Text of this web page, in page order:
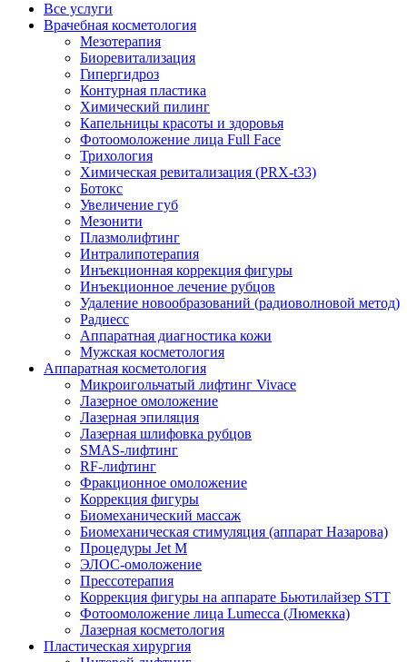
Все услуги
Врачебная косметология
Мезотерапия
Биоревитализация
Гипергидроз
Контурная пластика
Химический пилинг
Капельницы красоты и здоровья
Фотоомоложение лица Full Face
Трихология
Химическая ревитализация (PRX-t33)
Ботокс
Увеличение губ
Мезонити
Плазмолифтинг
Интралипотерапия
Инъекционная коррекция фигуры
Инъекционное лечение рубцов
Удаление новообразований (радиоволновой метод)
Радиесс
Аппаратная диагностика кожи
Мужская косметология
Аппаратная косметология
Микроигольчатый лифтинг Vivace
Лазерное омоложение
Лазерная эпиляция
Лазерная шлифовка рубцов
SMAS-лифтинг
RF-лифтинг
Фракционное омоложение
Коррекция фигуры
Биомеханический массаж
Биомеханическая стимуляция (аппарат Назарова)
Процедуры Jet M
ЭЛОС-омоложение
Прессотерапия
Коррекция фигуры на аппарате Бьютилайзер STT
Фотоомоложение лица Lumecca (Люмекка)
Лазерная косметология
Пластическая хирургия